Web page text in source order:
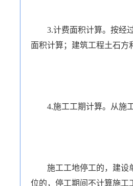
3.计费面积计算。按经过
面积计算；建筑工程土石方
4.施工工期计算。从施工
施工工地停工的，建设单
位的，停工期间不计算施工